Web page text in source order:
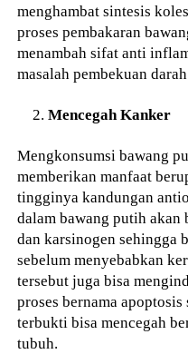
menghambat sintesis
proses pembakaran
menambah sifat anti
masalah pembekuan
Mencegah Kanker
Mengkonsumsi bawang
memberikan manfaat
tingginya kandungan
dalam bawang putih akan
dan karsinogen sehingga
sebelum menyebabkan
tersebut juga bisa
proses bernama
terbukti bisa mencegah
tubuh.